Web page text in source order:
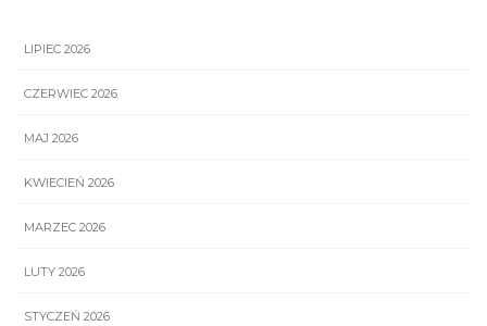
LIPIEC 2026
CZERWIEC 2026
MAJ 2026
KWIECIEŃ 2026
MARZEC 2026
LUTY 2026
STYCZEŃ 2026